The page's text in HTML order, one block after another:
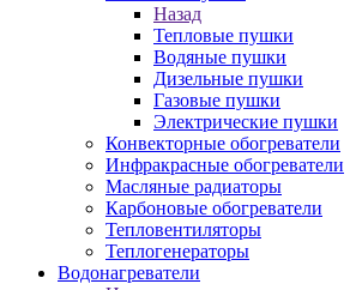
Назад
Тепловые пушки
Водяные пушки
Дизельные пушки
Газовые пушки
Электрические пушки
Конвекторные обогреватели
Инфракрасные обогреватели
Масляные радиаторы
Карбоновые обогреватели
Тепловентиляторы
Теплогенераторы
Водонагреватели